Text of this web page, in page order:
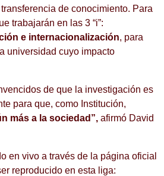
de conocimiento. Para
trabajarán en las 3 “i”:
e internacionalización, para
universidad cuyo impacto
de que la investigación es
para que, como Institución,
más a la sociedad ”, afirmó David
en vivo a través de la página oficial
reproducido en esta liga: